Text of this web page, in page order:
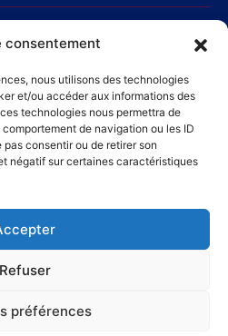
consentement
nous utilisons des technologies
et/ou accéder aux informations des
technologies nous permettra de
de navigation ou les ID
consentir ou de retirer son
négatif sur certaines caractéristiques
Refuser
préférences